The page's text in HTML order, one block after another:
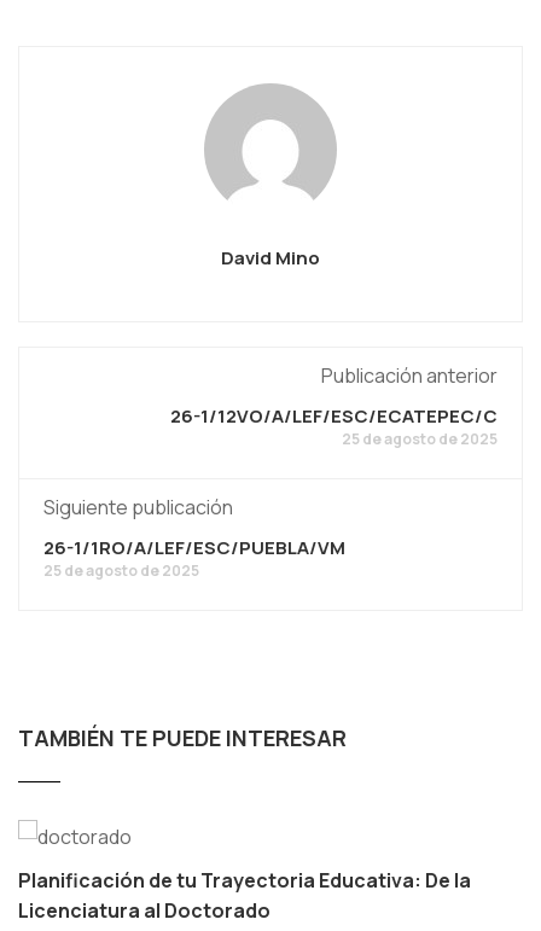
David Mino
Publicación anterior
26-1/12VO/A/LEF/ESC/ECATEPEC/C
25 de agosto de 2025
Siguiente publicación
26-1/1RO/A/LEF/ESC/PUEBLA/VM
25 de agosto de 2025
TAMBIÉN TE PUEDE INTERESAR
Planificación de tu Trayectoria Educativa: De la
Licenciatura al Doctorado